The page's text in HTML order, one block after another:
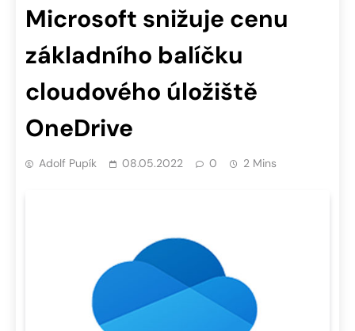
Microsoft snižuje cenu
základního balíčku
cloudového úložiště
OneDrive
Adolf Pupík 08.05.2022 0 2 Mins